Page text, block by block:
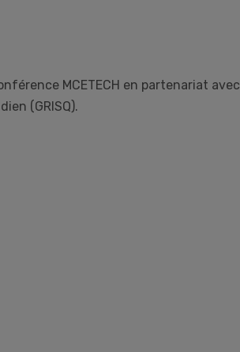
MCETECH en partenariat avec
(GRISQ).